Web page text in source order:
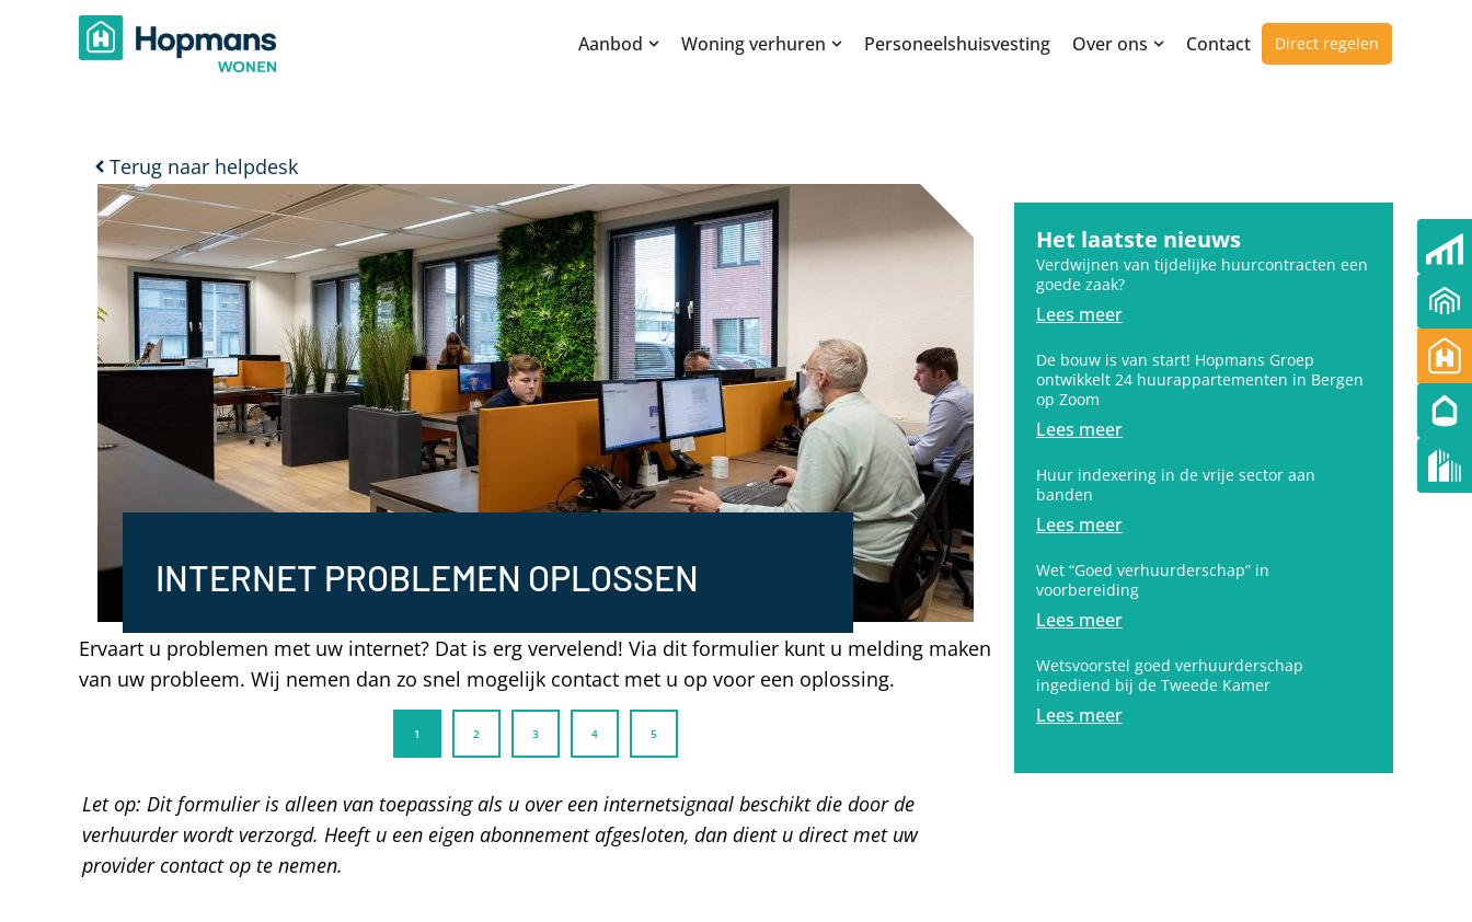
Aanbod Woning verhuren Personeelshuisvesting Over ons Contact Direct regelen
Terug naar helpdesk
INTERNET PROBLEMEN OPLOSSEN
Ervaart u problemen met uw internet? Dat is erg vervelend! Via dit formulier kunt u melding maken
van uw probleem. Wij nemen dan zo snel mogelijk contact met u op voor een oplossing.
Let op: Dit formulier is alleen van toepassing als u over een internetsignaal beschikt die door de
verhuurder wordt verzorgd. Heeft u een eigen abonnement afgesloten, dan dient u direct met uw
provider contact op te nemen.
Het laatste nieuws
Verdwijnen van tijdelijke huurcontracten een
goede zaak?
Lees meer
De bouw is van start! Hopmans Groep
ontwikkelt 24 huurappartementen in Bergen
op Zoom
Lees meer
Huur indexering in de vrije sector aan
banden
Lees meer
Wet “Goed verhuurderschap” in
voorbereiding
Lees meer
Wetsvoorstel goed verhuurderschap
ingediend bij de Tweede Kamer
Lees meer